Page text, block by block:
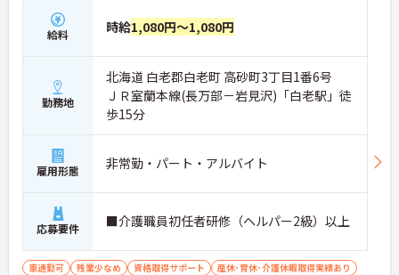
給料 時給1,080円～1,080円
勤務地
北海道 白老郡白老町 高砂町3丁目1番6号
ＪＲ室蘭本線(長万部－岩見沢)「白老駅」徒
歩15分
雇用形態 非常勤・パート・アルバイト
応募要件 ■介護職員初任者研修（ヘルパー2級）以上
車通勤可 残業少なめ 資格取得サポート
産休･育休･介護休暇取得実績あり